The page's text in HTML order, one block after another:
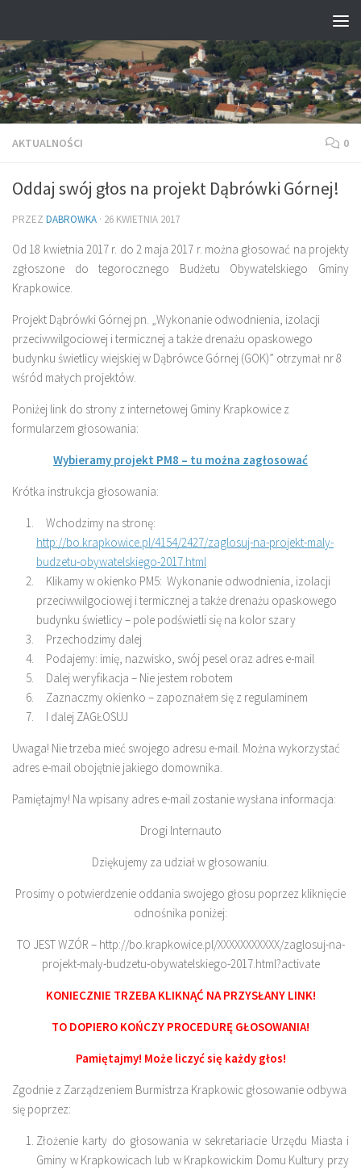
AKTUALNOŚCI 0
Oddaj swój głos na projekt Dąbrówki Górnej!
PRZEZ DABROWKA · 26 KWIETNIA 2017
Od 18 kwietnia 2017 r. do 2 maja 2017 r. można głosować na projekty
zgłoszone do tegorocznego Budżetu Obywatelskiego Gminy
Krapkowice.
Projekt Dąbrówki Górnej pn. „Wykonanie odwodnienia, izolacji
przeciwwilgociowej i termicznej a także drenażu opaskowego
budynku świetlicy wiejskiej w Dąbrówce Górnej (GOK)” otrzymał nr 8
wśród małych projektów.
Poniżej link do strony z internetowej Gminy Krapkowice z
formularzem głosowania:
Wybieramy projekt PM8 – tu można zagłosować
Krótka instrukcja głosowania:
Wchodzimy na stronę:
http://bo.krapkowice.pl/4154/2427/zaglosuj-na-projekt-maly-
budzetu-obywatelskiego-2017.html
Klikamy w okienko PM5: Wykonanie odwodnienia, izolacji
przeciwwilgociowej i termicznej a także drenażu opaskowego
budynku świetlicy – pole podświetli się na kolor szary
Przechodzimy dalej
Podajemy: imię, nazwisko, swój pesel oraz adres e-mail
Dalej weryfikacja – Nie jestem robotem
Zaznaczmy okienko – zapoznałem się z regulaminem
I dalej ZAGŁOSUJ
Uwaga! Nie trzeba mieć swojego adresu e-mail. Można wykorzystać
adres e-mail obojętnie jakiego domownika.
Pamiętajmy! Na wpisany adres e-mail zostanie wysłana informacja:
Drogi Internauto
Dziękujemy za udział w głosowaniu.
Prosimy o potwierdzenie oddania swojego głosu poprzez kliknięcie
odnośnika poniżej:
TO JEST WZÓR – http://bo.krapkowice.pl/XXXXXXXXXXX/zaglosuj-na-
projekt-maly-budzetu-obywatelskiego-2017.html?activate
KONIECZNIE TRZEBA KLIKNĄĆ NA PRZYSŁANY LINK!
TO DOPIERO KOŃCZY PROCEDURĘ GŁOSOWANIA!
Pamiętajmy! Może liczyć się każdy głos!
Zgodnie z Zarządzeniem Burmistrza Krapkowic głosowanie odbywa
się poprzez:
Złożenie karty do głosowania w sekretariacie Urzędu Miasta i
Gminy w Krapkowicach lub w Krapkowickim Domu Kultury przy